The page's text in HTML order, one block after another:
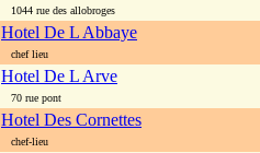
1044 rue des allobroges
Hotel De L Abbaye
chef lieu
Hotel De L Arve
70 rue pont
Hotel Des Cornettes
chef-lieu